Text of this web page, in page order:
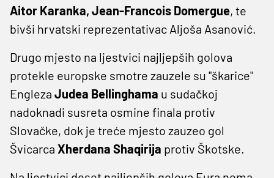
Aitor Karanka, Jean-Francois Domergue, te
bivši hrvatski reprezentativac Aljoša Asanović.
Drugo mjesto na ljestvici najljepših golova
protekle europske smotre zauzele su "škarice"
Engleza Judea Bellinghama u sudačkoj
nadoknadi susreta osmine finala protiv
Slovačke, dok je treće mjesto zauzeo gol
Švicarca Xherdana Shaqirija protiv Škotske.